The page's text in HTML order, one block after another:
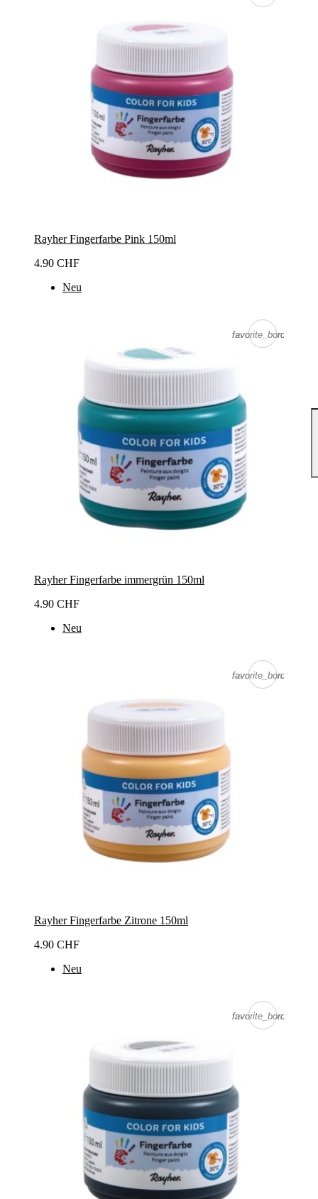
Rayher Fingerfarbe Pink 150ml
4.90 CHF
Neu
favorite_border
favorite_border
Rayher Fingerfarbe immergrün 150ml
4.90 CHF
Neu
favorite_border
favorite_border
Rayher Fingerfarbe Zitrone 150ml
4.90 CHF
Neu
favorite_border
favorite_border